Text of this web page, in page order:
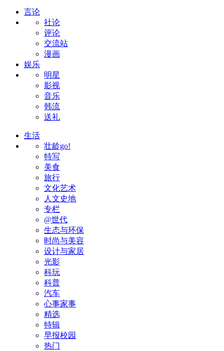
言论
社论
评论
交流站
漫画
娱乐
明星
影视
音乐
韩流
送礼
生活
壮龄go!
特写
美食
旅行
文化艺术
人文史地
专栏
@世代
生态与环保
时尚与美容
设计与家居
光影
科玩
科普
汽车
心事家事
精选
特辑
早报校园
热门